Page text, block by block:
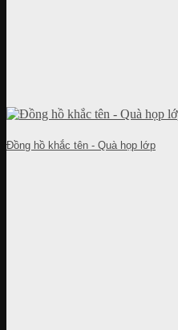
Đồng hồ khắc tên - Quà họp lớp